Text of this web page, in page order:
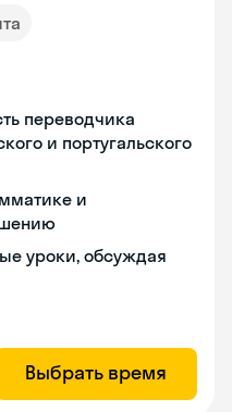
переводчика
и португальского
и
уроки, обсуждая
Выбрать время